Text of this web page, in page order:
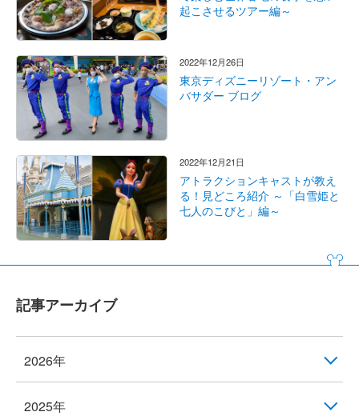
起こさせるツアー編～
2022年12月26日
東京ディズニーリゾート・アン
バサダー ブログ
2022年12月21日
アトラクションキャストが教え
る！見どころ紹介 ～「白雪姫と
七人のこびと」編～
記事アーカイブ
2026年
2025年